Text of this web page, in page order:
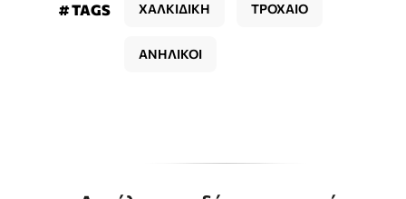
# TAGS ΧΑΛΚΙΔΙΚΗ ΤΡΟΧΑΙΟ
ΑΝΗΛΙΚΟΙ